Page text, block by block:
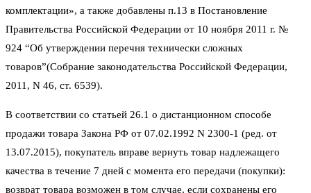
комплектации», а также добавлены п.13 в Постановление
Правительства Российской Федерации от 10 ноября 2011 г. №
924 “Об утверждении перечня технически сложных
товаров”(Собрание законодательства Российской Федерации,
2011, N 46, ст. 6539).
В соответствии со статьей 26.1 о дистанционном способе
продажи товара Закона РФ от 07.02.1992 N 2300-1 (ред. от
13.07.2015), покупатель вправе вернуть товар надлежащего
качества в течение 7 дней с момента его передачи (покупки):
возврат товара возможен в том случае, если сохранены его